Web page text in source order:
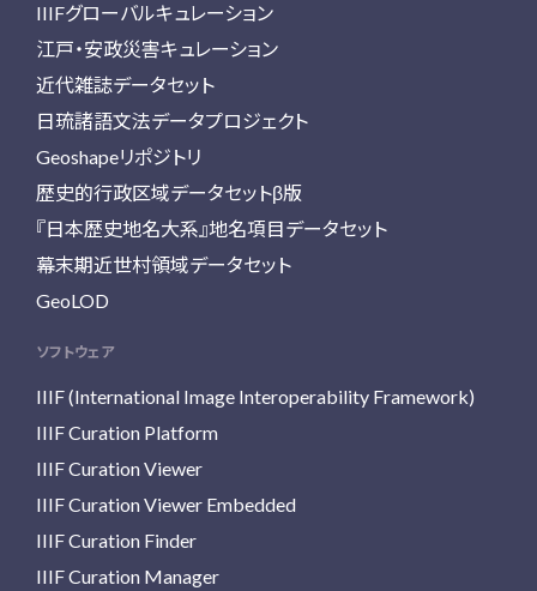
IIIFグローバルキュレーション
江戸・安政災害キュレーション
近代雑誌データセット
日琉諸語文法データプロジェクト
Geoshapeリポジトリ
歴史的行政区域データセットβ版
『日本歴史地名大系』地名項目データセット
幕末期近世村領域データセット
GeoLOD
ソフトウェア
IIIF (International Image Interoperability Framework)
IIIF Curation Platform
IIIF Curation Viewer
IIIF Curation Viewer Embedded
IIIF Curation Finder
IIIF Curation Manager